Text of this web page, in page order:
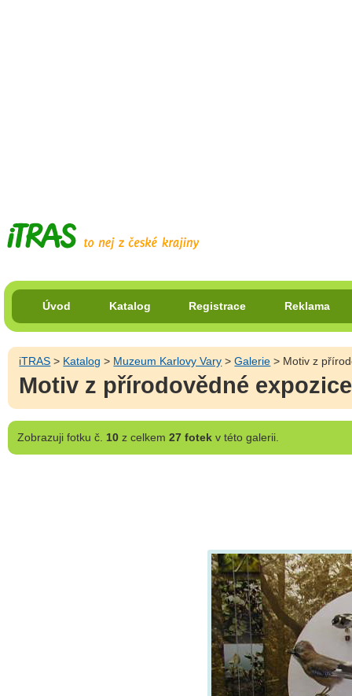
Úvod Katalog Registrace Reklama
iTRAS > Katalog > Muzeum Karlovy Vary >Galerie > Motiv z
Motiv z přírodovědné expozice
Zobrazujifotku č. 10z celkem 27 fotekv této galerii.